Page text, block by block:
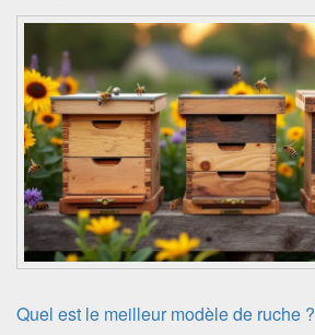
Quel est le meilleur modèle de ruche ?